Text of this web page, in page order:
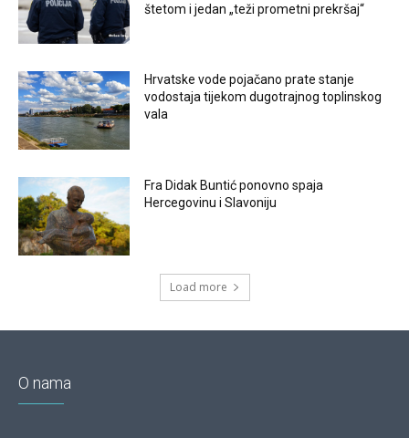
štetom i jedan „teži prometni prekršaj“
Hrvatske vode pojačano prate stanje
vodostaja tijekom dugotrajnog toplinskog
vala
Fra Didak Buntić ponovno spaja
Hercegovinu i Slavoniju
Load more
O nama